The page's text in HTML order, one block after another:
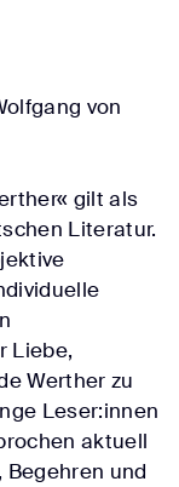
von
gilt als
Literatur.
Liebe,
Werther zu
Leser:innen
aktuell
Begehren und